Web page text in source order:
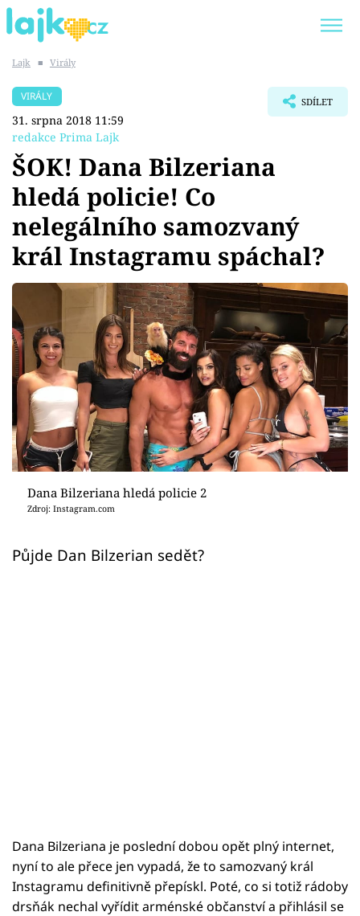
SHOPAHOLICADEL
Témata
Showbyznys
Youtubeři
Virály
Sex a vztahy
Videa
Sledujte prima+
Přihlášení
Sledujte nás
Lajk ■ Virály
VIRÁLY
31. srpna 2018 11:59
redakce Prima Lajk
SDÍLET
ŠOK! Dana Bilzeriana
hledá policie! Co
nelegálního samozvaný
král Instagramu spáchal?
Dana Bilzeriana hledá policie 2
Zdroj: Instagram.com
Půjde Dan Bilzerian sedět?
Dana Bilzeriana je poslední dobou opět plný internet,
nyní to ale přece jen vypadá, že to samozvaný král
Instagramu definitivně přepískl. Poté, co si totiž rádoby
drsňák nechal vyřídit arménské občanství a přihlásil se